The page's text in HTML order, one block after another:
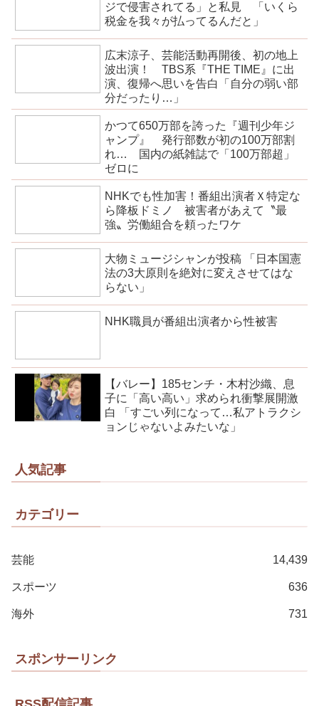
ジで侵害されてる」と私見 「いくら
税金を我々が払ってるんだと」
広末涼子、芸能活動再開後、初の地上
波出演！ TBS系『THE TIME』に出
演、復帰へ思いを告白「自分の弱い部
分だったり…」
かつて650万部を誇った『週刊少年ジ
ャンプ』 発行部数が初の100万部割
れ… 国内の紙雑誌で「100万部超」
ゼロに
NHKでも性加害！番組出演者Ｘ特定な
ら降板ドミノ 被害者があえて〝最
強〟労働組合を頼ったワケ
大物ミュージシャンが投稿 「日本国憲
法の3大原則を絶対に変えさせてはな
らない」
NHK職員が番組出演者から性被害
【バレー】185センチ・木村沙織、息
子に「高い高い」求められ衝撃展開激
白 「すごい列になって…私アトラクシ
ョンじゃないよみたいな」
人気記事
カテゴリー
芸能 14,439
スポーツ 636
海外 731
スポンサーリンク